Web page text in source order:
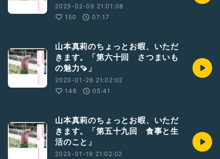
2023-02-09 21:01:08
150
07:17
山本真莉のちょっとお暇、いただ
きます。「第六十回 さつまいも
の魅力🍠」
2023-01-26 21:02:02
148
05:41
山本真莉のちょっとお暇、いただ
きます。「第五十九回 食事と生
活のこと」
2023-01-19 21:02:02